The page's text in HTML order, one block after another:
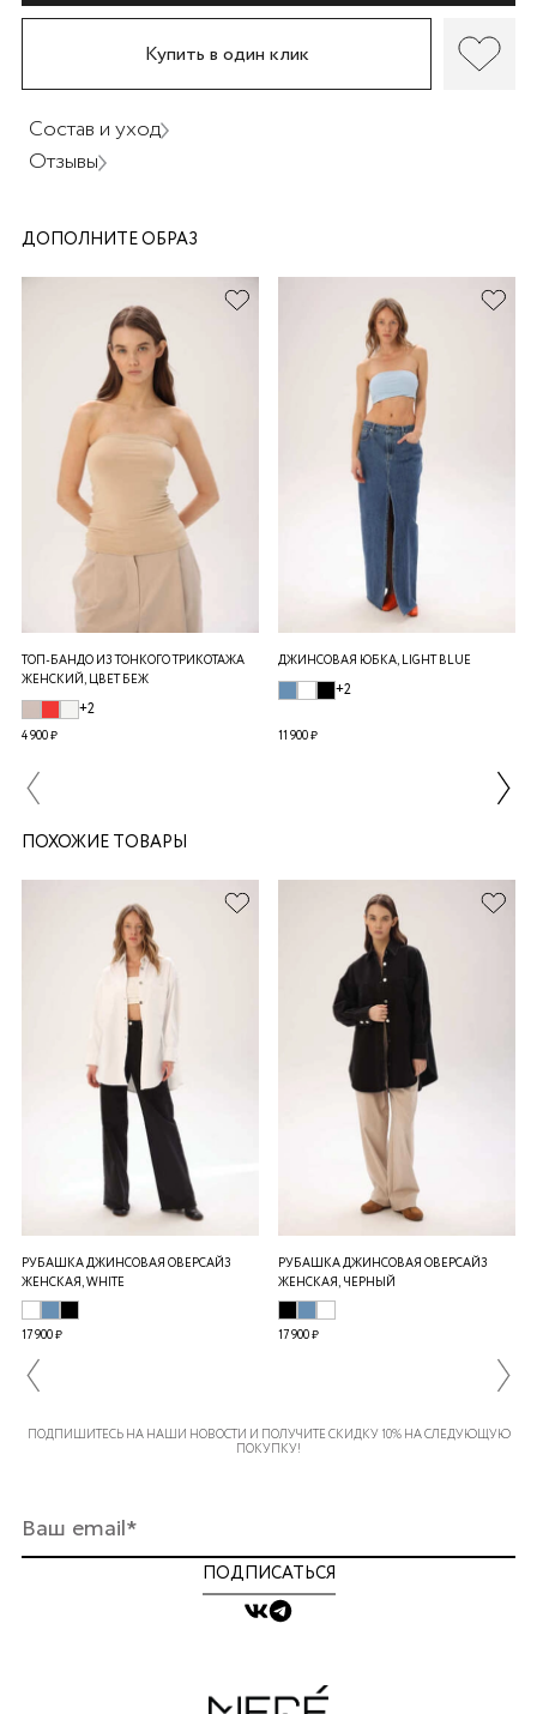
Купить в один клик
Состав и уход
Отзывы
раз в 2 недели
ДОПОЛНИТЕ ОБРАЗ
ТОП-БАНДО ИЗ ТОНКОГО ТРИКОТАЖА
ЖЕНСКИЙ, ЦВЕТ БЕЖ
+2
4 900 ₽
ДЖИНСОВАЯ ЮБКА, LIGHT BLUE
+2
11 900 ₽
ПОХОЖИЕ ТОВАРЫ
РУБАШКА ДЖИНСОВАЯ ОВЕРСАЙЗ
ЖЕНСКАЯ, WHITE
17 900 ₽
РУБАШКА ДЖИНСОВАЯ ОВЕРСАЙЗ
ЖЕНСКАЯ, ЧЕРНЫЙ
17 900 ₽
ПОДПИШИТЕСЬ НА НАШИ НОВОСТИ И ПОЛУЧИТЕ СКИДКУ 10% НА СЛЕДУЮЩУЮ
ПОКУПКУ!
ПОДПИСАТЬСЯ